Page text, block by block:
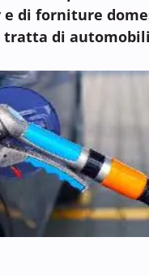
di forniture
tratta di